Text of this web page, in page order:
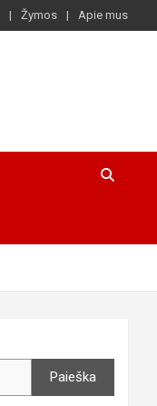
Žymos Apie mus
Paieška